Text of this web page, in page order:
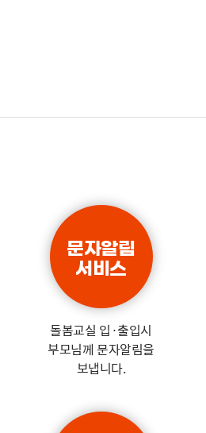
문자알림
서비스
돌봄교실 입·출입시
부모님께 문자알림을
보냅니다.